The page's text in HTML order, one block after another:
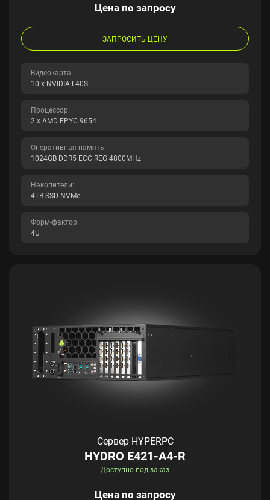
Цена по запросу
ЗАПРОСИТЬ ЦЕНУ
Видеокарта:
10 x NVIDIA L40S
Процессор:
2 x AMD EPYC 9654
Оперативная память:
1024GB DDR5 ECC REG 4800MHz
Накопители:
4TB SSD NVMe
Форм-фактор:
4U
Сервер HYPERPC
HYDRO E421-A4-R
Доступно под заказ
Цена по запросу